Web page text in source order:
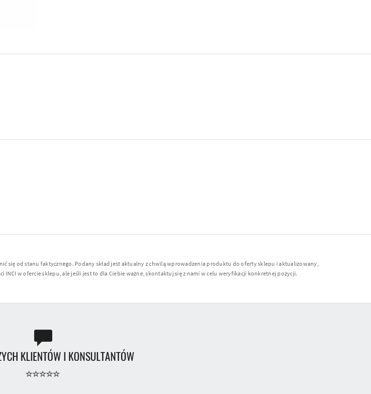
się od stanu faktycznego. Podany skład jest aktualny z chwilą wprowadzenia produktu do oferty sklepu i aktualizowany,
w ofercie sklepu, ale jeśli jest to dla Ciebie ważne, skontaktuj się z nami w celu weryfikacji konkretnej pozycji.
KLIENTÓW I KONSULTANTÓW